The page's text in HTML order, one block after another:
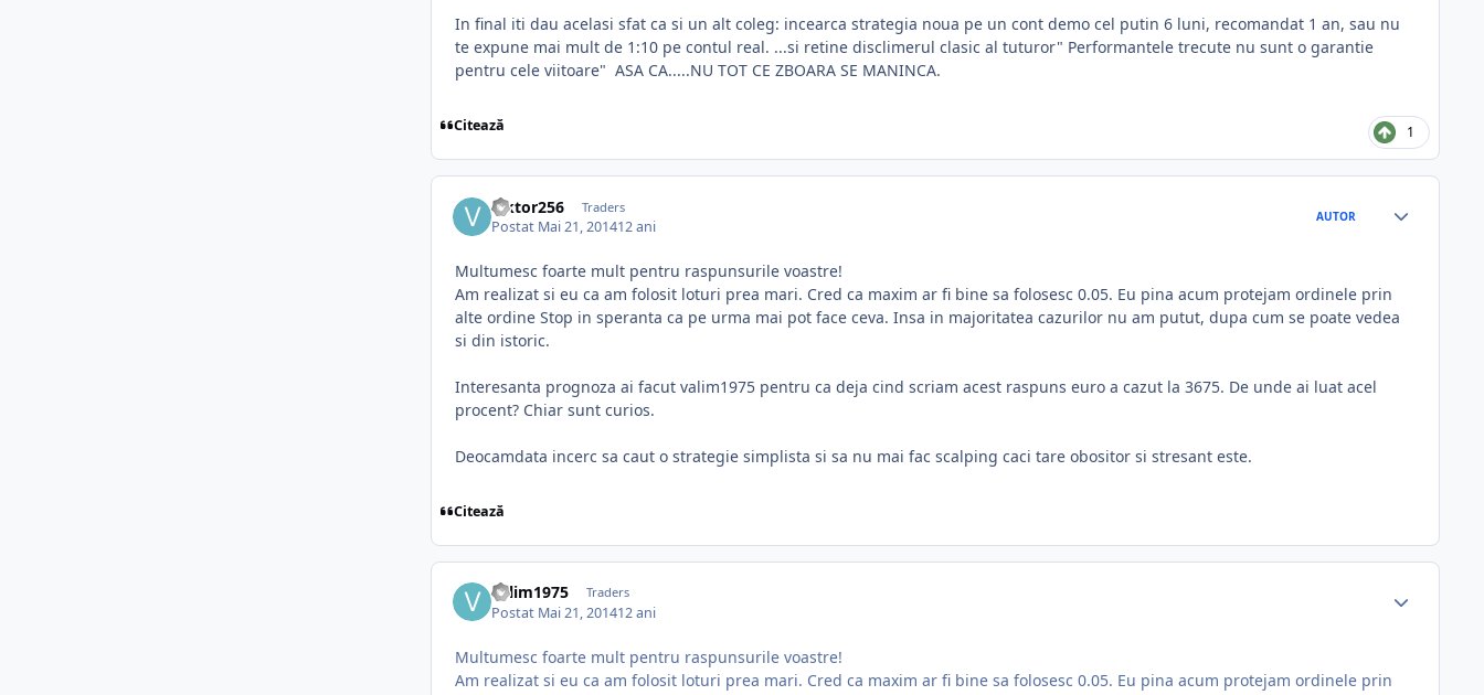
In final iti dau acelasi sfat ca si un alt coleg: incearca strategia noua pe un cont demo cel putin 6 luni, recomandat 1 an, sau nu
te expune mai mult de 1:10 pe contul real. ...si retine disclimerul clasic al tuturor" Performantele trecute nu sunt o garantie
pentru cele viitoare" ASA CA.....NU TOT CE ZBOARA SE MANINCA.
Citează 1
viktor256 Traders
Postat Mai 21, 201412 ani
AUTOR
Multumesc foarte mult pentru raspunsurile voastre!
Am realizat si eu ca am folosit loturi prea mari. Cred ca maxim ar fi bine sa folosesc 0.05. Eu pina acum protejam ordinele prin
alte ordine Stop in speranta ca pe urma mai pot face ceva. Insa in majoritatea cazurilor nu am putut, dupa cum se poate vedea
si din istoric.
Interesanta prognoza ai facut valim1975 pentru ca deja cind scriam acest raspuns euro a cazut la 3675. De unde ai luat acel
procent? Chiar sunt curios.
Deocamdata incerc sa caut o strategie simplista si sa nu mai fac scalping caci tare obositor si stresant este.
Citează
valim1975 Traders
Postat Mai 21, 201412 ani
Multumesc foarte mult pentru raspunsurile voastre!
Am realizat si eu ca am folosit loturi prea mari. Cred ca maxim ar fi bine sa folosesc 0.05. Eu pina acum protejam ordinele prin